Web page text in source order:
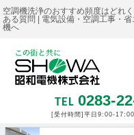
空調機洗浄のおすすめ頻度はどれ
ある質問 | 電気設備・空調工事・
機へ
TEL 0283-
[受付時間]平日9:00-17:00